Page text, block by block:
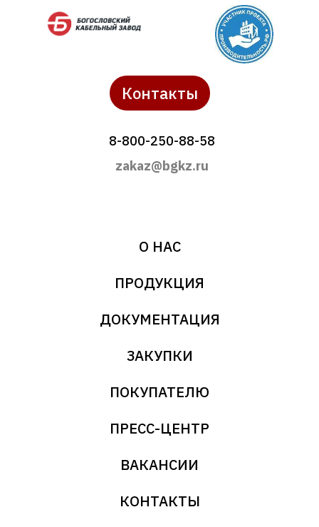
zakaz@bgkz.ru
8-800-250-88-58
Контакты
О НАС
ПРОДУКЦИЯ
ДОКУМЕНТАЦИЯ
ЗАКУПКИ
ПОКУПАТЕЛЮ
ПРЕСС-ЦЕНТР
ВАКАНСИИ
КОНТАКТЫ